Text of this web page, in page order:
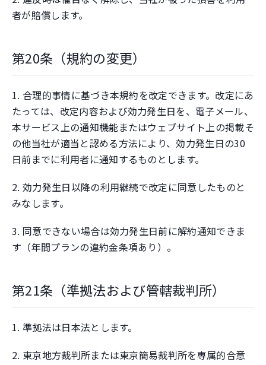
者が賠償します。
第20条（規約の変更）
1. 合理的事情に基づき本規約を改定できます。改定にあ
たっては、改定内容および効力発生日を、電子メール、
本サービス上の通知機能またはウェブサイト上の掲載そ
の他当社が適当と認める方法により、効力発生日の30
日前までに利用者に通知するものとします。
2. 効力発生日以降の利用継続で改定に同意したものと
みなします。
3. 同意できない場合は効力発生日前に解約通知できま
す（年間プランの違約金条項あり）。
第21条（準拠法および管轄裁判所）
1. 準拠法は日本法とします。
2. 東京地方裁判所または東京簡易裁判所を専属的合意